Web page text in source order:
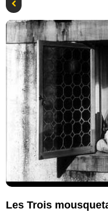
Les Trois